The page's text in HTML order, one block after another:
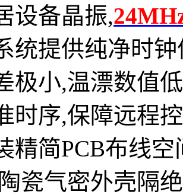
设备晶振,
统提供纯净时
极小,温漂数值
时序,保障远程
精简PCB布线
瓷气密外壳隔